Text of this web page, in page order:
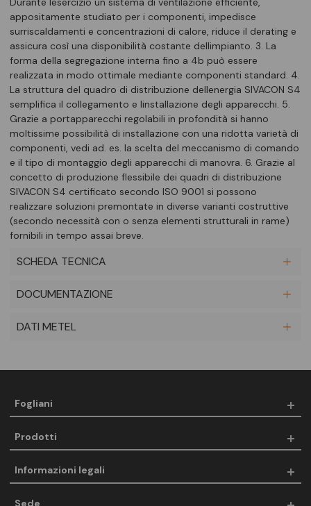
appositamente studiato per i componenti, impedisce
surriscaldamenti e concentrazioni di calore, riduce il derating e
assicura così una disponibilità costante dellimpianto. 3. La
forma della segregazione interna fino a 4b può essere
realizzata in modo ottimale mediante componenti standard. 4.
La struttura del quadro di distribuzione dellenergia SIVACON S4
semplifica il collegamento e linstallazione degli apparecchi. 5.
Grazie a portapparecchi regolabili in profondità si hanno
moltissime possibilità di installazione con una ridotta varietà di
componenti, vedi ad. es. la scelta del meccanismo di comando
e il tipo di montaggio degli apparecchi di manovra. 6. Grazie al
concetto di produzione flessibile dei quadri di distribuzione
SIVACON S4 certificato secondo ISO 9001 si possono
realizzare soluzioni premontate in diverse varianti costruttive
(secondo necessità con o senza elementi strutturali in rame)
fornibili in tempo assai breve.
SCHEDA TECNICA
DOCUMENTAZIONE
DATI METEL
Fogliani
Prodotti
Informazioni legali